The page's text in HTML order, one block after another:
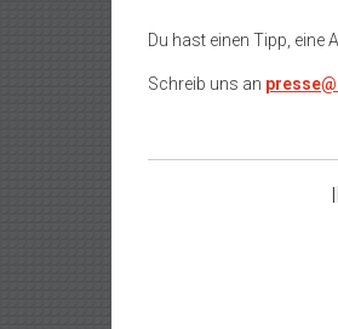
Du hast einen Tipp, eine
Schreib uns an